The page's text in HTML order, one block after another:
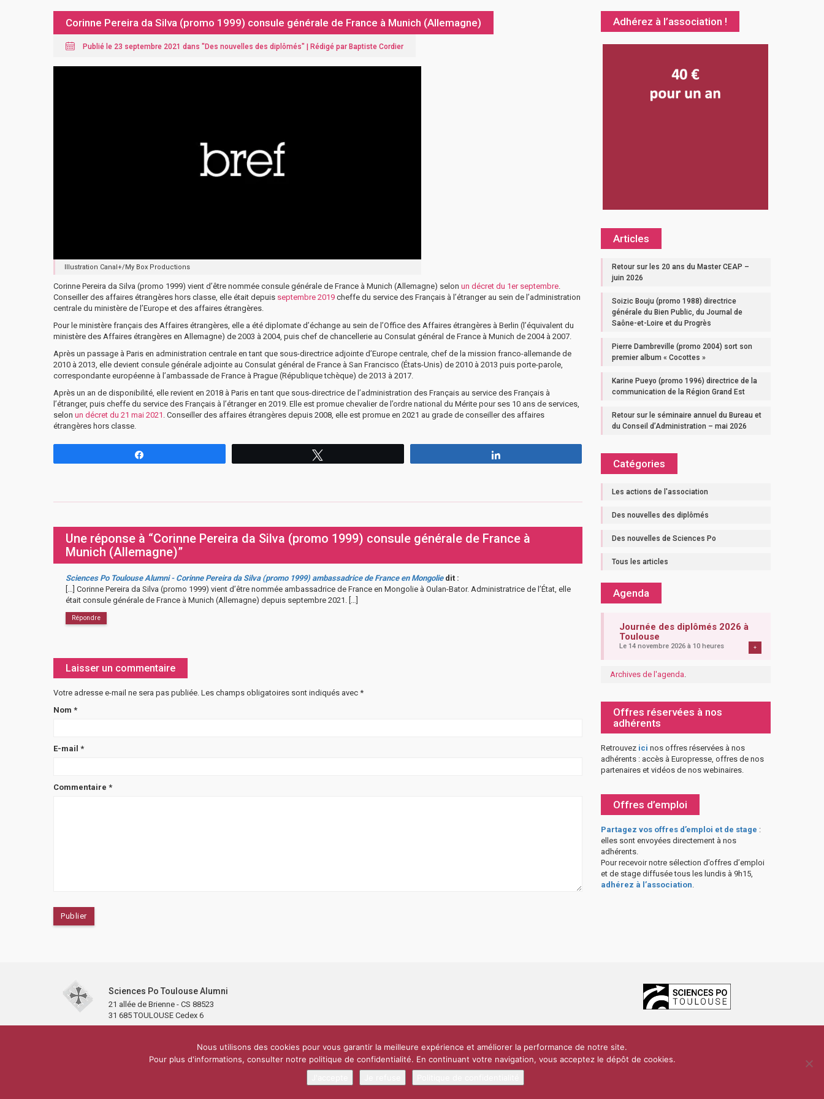
Corinne Pereira da Silva (promo 1999) consule générale de France à Munich (Allemagne)
Publié le 23 septembre 2021 dans "Des nouvelles des diplômés" | Rédigé par Baptiste Cordier
Illustration Canal+/My Box Productions
Corinne Pereira da Silva (promo 1999) vient d’être nommée consule générale de France à Munich (Allemagne) selon un décret du 1er septembre
Conseiller des affaires étrangères hors classe, elle était depuis septembre 2019 cheffe du service des Français à l’étranger au sein de l’administration
centrale du ministère de l’Europe et des affaires étrangères.
Pour le ministère français des Affaires étrangères, elle a été diplomate d’échange au sein de l’Office des Affaires étrangères à Berlin (l’équivalent du
ministère des Affaires étrangères en Allemagne) de 2003 à 2004, puis chef de chancellerie au Consulat général de France à Munich de 2004 à 2007.
Après un passage à Paris en administration centrale en tant que sous-directrice adjointe d’Europe centrale, chef de la mission franco-allemande de
2010 à 2013, elle devient consule générale adjointe au Consulat général de France à San Francisco (États-Unis) de 2010 à 2013 puis porte-parole,
correspondante européenne à l’ambassade de France à Prague (République tchèque) de 2013 à 2017.
Après un an de disponibilité, elle revient en 2018 à Paris en tant que sous-directrice de l’administration des Français au service des Français à
l’étranger, puis cheffe du service des Français à l’étranger en 2019. Elle est promue chevalier de l’ordre national du Mérite pour ses 10 ans de services,
selon un décret du 21 mai 2021 . Conseiller des affaires étrangères depuis 2008, elle est promue en 2021 au grade de conseiller des affaires
étrangères hors classe.
Une réponse à “Corinne Pereira da Silva (promo 1999) consule générale de France à
Munich (Allemagne)”
Sciences Po Toulouse Alumni - Corinne Pereira da Silva (promo 1999) ambassadrice de France en Mongolie dit :
[…] Corinne Pereira da Silva (promo 1999) vient d’être nommée ambassadrice de France en Mongolie à Oulan-Bator. Administratrice de l’État, elle
était consule générale de France à Munich (Allemagne) depuis septembre 2021. […]
Répondre
Laisser un commentaire
Votre adresse e-mail ne sera pas publiée. Les champs obligatoires sont indiqués avec *
Nom *
E-mail *
Commentaire *
Adhérez à l’association !
Articles
Retour sur les 20 ans du Master CEAP –
juin 2026
Soizic Bouju (promo 1988) directrice
générale du Bien Public, du Journal de
Saône-et-Loire et du Progrès
Pierre Dambreville (promo 2004) sort son
premier album « Cocottes »
Karine Pueyo (promo 1996) directrice de la
communication de la Région Grand Est
Retour sur le séminaire annuel du Bureau et
du Conseil d’Administration – mai 2026
Catégories
Les actions de l'association
Des nouvelles des diplômés
Des nouvelles de Sciences Po
Tous les articles
Agenda
Journée des diplômés 2026 à
Toulouse
Le 14 novembre 2026 à 10 heures +
Archives de l'agenda.
Offres réservées à nos
adhérents
Retrouvez ici nos offres réservées à nos
adhérents : accès à Europresse, offres de nos
partenaires et vidéos de nos webinaires.
Offres d’emploi
Partagez vos offres d’emploi et de stage :
elles sont envoyées directement à nos
adhérents.
Pour recevoir notre sélection d’offres d’emploi
et de stage diffusée tous les lundis à 9h15,
adhérez à l’association.
Sciences Po Toulouse Alumni
21 allée de Brienne - CS 88523
31 685 TOULOUSE Cedex 6
Carré Alumni de la bibliothèque de Sciences Po Toulouse
10 000 diplômés Réseau ScPo Mentions légales Politique de confidentialité Plan du site
Nous utilisons des cookies pour vous garantir la meilleure expérience et améliorer la performance de notre site.
Pour plus d'informations, consulter notre politique de confidentialité. En continuant votre navigation, vous acceptez le dépôt de cookies.